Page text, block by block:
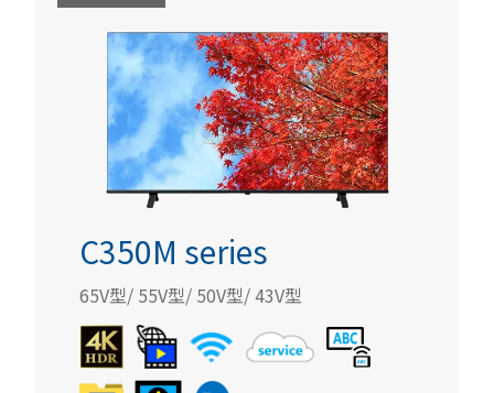
C350M series
65V型/ 55V型/ 50V型/ 43V型